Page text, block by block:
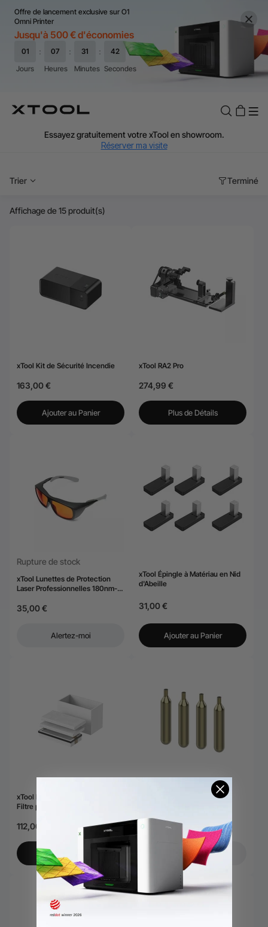
Offre de lancement exclusive sur O1
Omni Printer
Jusqu'à 500 € d'économies
TVA Offerte : Jusqu'à 20 % selon le pays.
J'en profite
Essayez gratuitement votre xTool en showroom.
Réserver ma visite
Garantie 24 Mois xTool.
Trier Terminé
Affichage de 15 produit(s)
xTool Kit de Sécurité Incendie
163,00 €
Ajouter au Panier
xTool RA2 Pro
274,99 €
Plus de Détails
Rupture de stock
xTool Lunettes de Protection
Laser Professionnelles 180nm-
35,00 €
Alertez-moi
xTool Épingle à Matériau en Nid
d'Abeille
31,00 €
Ajouter au Panier
xTool Kit de Remplacement du
Filtre pour le Purificateur de
112,00 €
Ajouter au Panier
29,99 €
Alertez-moi